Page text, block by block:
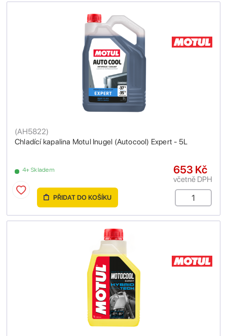
Chladící kapalina Motul Inugel (Autocool) Expert - 5L
(AH5822)
4+ Skladem 653 Kč
včetně DPH
PŘIDAT DO KOŠÍKU